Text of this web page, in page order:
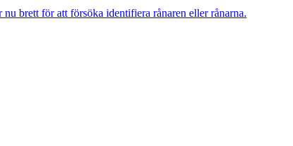
brett för att försöka identifiera rånaren eller rånarna.